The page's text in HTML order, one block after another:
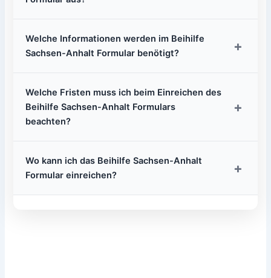
Welche Informationen werden im Beihilfe
Sachsen-Anhalt Formular benötigt?
+
Welche Fristen muss ich beim Einreichen des
Beihilfe Sachsen-Anhalt Formulars
beachten?
+
Wo kann ich das Beihilfe Sachsen-Anhalt
Formular einreichen?
+